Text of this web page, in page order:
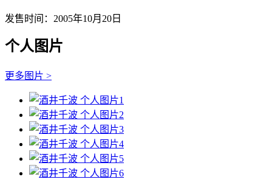
发售时间：2005年10月20日
个人图片
更多图片 >